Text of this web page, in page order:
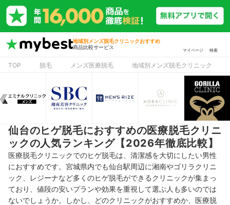
地域別メンズ脱毛クリニックおすすめ
商品比較サービス
マイページ 検索
TOP 脱毛 メンズ医療脱毛 地域別メンズ脱毛クリニック
仙台のヒゲ脱毛におすすめの医療脱毛クリニ
ックの人気ランキング【2026年徹底比較】
医療脱毛クリニックでのヒゲ脱毛は、清潔感を大切にしたい男性
におすすめです。宮城県内でも仙台駅周辺に湘南やゴリラクリニ
ック、レジーナなど多くのヒゲ脱毛ができるクリニックが集まっ
ており、値段の安いプランや効果を重視して選ぶ人も多いのでは
ないでしょうか。しかし、どのクリニックがおすすめか、医療脱